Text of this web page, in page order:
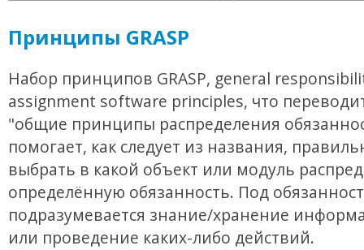
Принципы GRASP
Набор принципов GRASP, general
assignment software principles, что
"общие принципы распределения
помогает, как следует из названия,
выбрать в какой объект или модуль
определённую обязанность. Под
подразумевается знание/хранение
или проведение каких-либо действий.